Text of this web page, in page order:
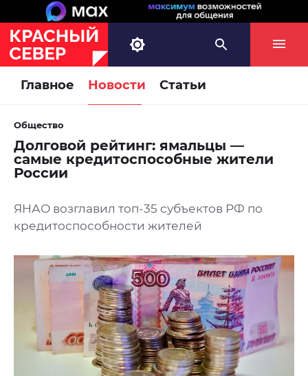
Главное Новости Статьи
Общество
Долговой рейтинг: ямальцы —
самые кредитоспособные жители
России
ЯНАО возглавил топ-35 субъектов РФ по
кредитоспособности жителей